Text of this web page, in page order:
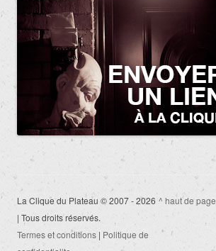
La Clique du Plateau © 2007 - 2026
| Tous droits réservés.
Termes et conditions | Politique de
^ haut de page